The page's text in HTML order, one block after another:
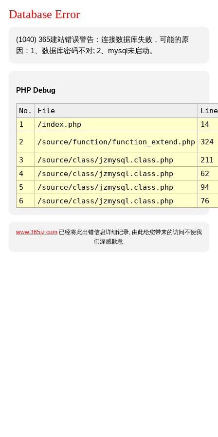
Database Error
(1040) 365建站错误警告：连接数据库失败，可能的原
因：1、数据库密码不对; 2、mysql未启动。
PHP Debug
No. File
Line
1
/index.php 14
2 /source/function/function_extend.php 324
3 /source/class/jzmysql.class.php
211
4
/source/class/jzmysql.class.php
62
5
/source/class/jzmysql.class.php
94
6
/source/class/jzmysql.class.php 76
www.365jz.com 已经将此出错信息详细记录, 由此给您带来的访问不便我
们深感歉意.